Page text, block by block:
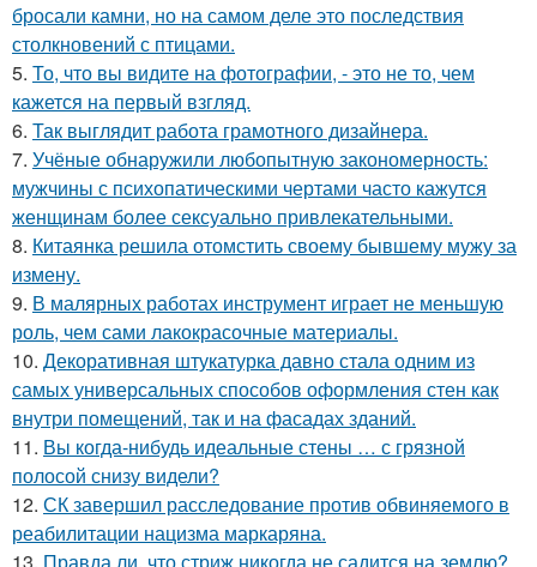
бросали камни, но на самом деле это последствия
столкновений с птицами.
5. То, что вы видите на фотографии, - это не то, чем
кажется на первый взгляд.
6. Так выглядит работа грамотного дизайнера.
7. Учёные обнаружили любопытную закономерность:
мужчины с психопатическими чертами часто кажутся
женщинам более сексуально привлекательными.
8. Китаянка решила отомстить своему бывшему мужу за
измену.
9. В малярных работах инструмент играет не меньшую
роль, чем сами лакокрасочные материалы.
10. Декоративная штукатурка давно стала одним из
самых универсальных способов оформления стен как
внутри помещений, так и на фасадах зданий.
11. Вы когда-нибудь идеальные стены … с грязной
полосой снизу видели?
12. СК завершил расследование против обвиняемого в
реабилитации нацизма маркаряна.